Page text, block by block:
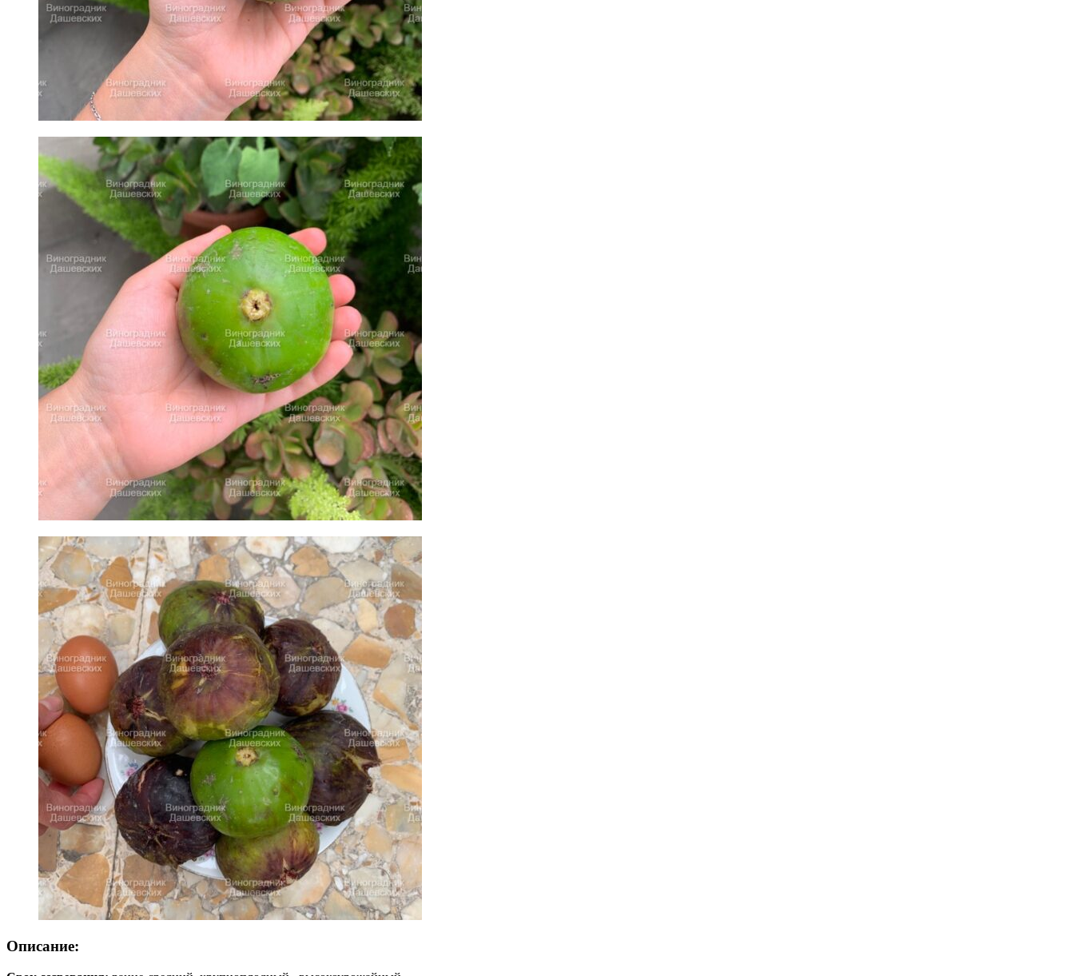
Описание: